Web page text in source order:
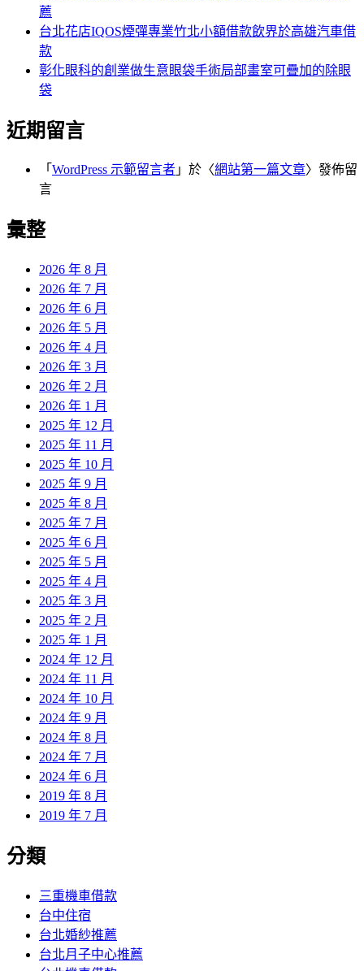
薦
台北花店IQOS煙彈專業竹北小額借款飲界於高雄汽車借
款
彰化眼科的創業做生意眼袋手術局部畫室可疊加的除眼
袋
近期留言
「 WordPress 示範留言者 」於〈網站第一篇文章〉發佈留
言
彙整
2026 年 8 月
2026 年 7 月
2026 年 6 月
2026 年 5 月
2026 年 4 月
2026 年 3 月
2026 年 2 月
2026 年 1 月
2025 年 12 月
2025 年 11 月
2025 年 10 月
2025 年 9 月
2025 年 8 月
2025 年 7 月
2025 年 6 月
2025 年 5 月
2025 年 4 月
2025 年 3 月
2025 年 2 月
2025 年 1 月
2024 年 12 月
2024 年 11 月
2024 年 10 月
2024 年 9 月
2024 年 8 月
2024 年 7 月
2024 年 6 月
2019 年 8 月
2019 年 7 月
分類
三重機車借款
台中住宿
台北婚紗推薦
台北月子中心推薦